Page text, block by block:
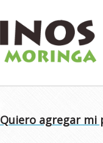
Quiero agregar mi